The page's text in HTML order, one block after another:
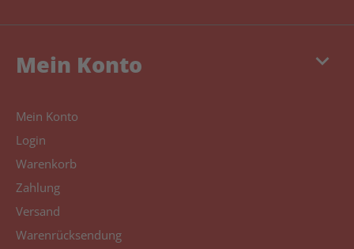
keyboard_arrow_down
Mein Konto
Mein Konto
Login
Warenkorb
Zahlung
Versand
Warenrücksendung